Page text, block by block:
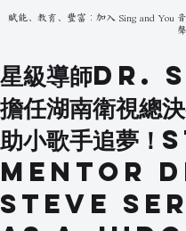
賦能、教育、豐富：加入 Sing and You
星級導師Dr.
擔任湖南衛視總
助小歌手追夢
mentor
Steve